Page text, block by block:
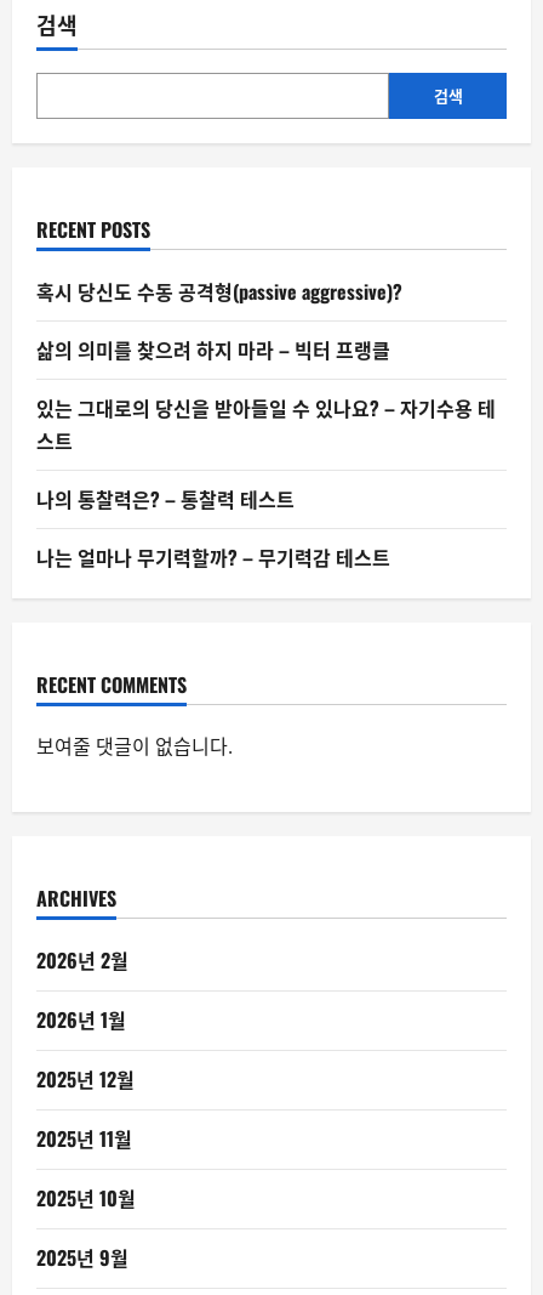
뉴
시
당
인
의
화
해
검색
검색
RECENT POSTS
혹시 당신도 수동 공격형(passive aggressive)?
삶의 의미를 찾으려 하지 마라 – 빅터 프랭클
있는 그대로의 당신을 받아들일 수 있나요? – 자기수용 테
스트
나의 통찰력은? – 통찰력 테스트
나는 얼마나 무기력할까? – 무기력감 테스트
RECENT COMMENTS
보여줄 댓글이 없습니다.
ARCHIVES
2026년 2월
2026년 1월
2025년 12월
2025년 11월
2025년 10월
2025년 9월